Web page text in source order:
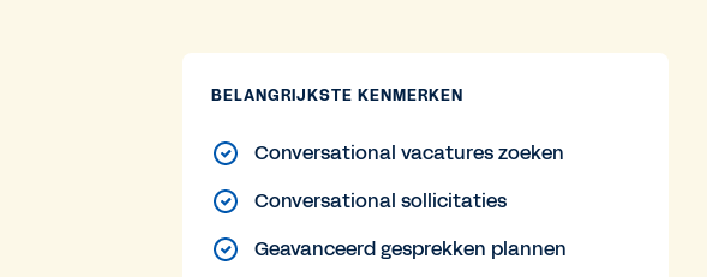
BELANGRIJKSTE KENMERKEN
Conversational vacatures zoeken
Conversational sollicitaties
Geavanceerd gesprekken plannen